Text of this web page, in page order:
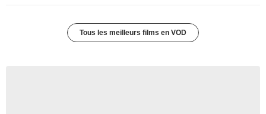
Tous les meilleurs films en VOD